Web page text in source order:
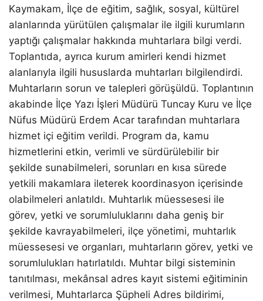
Kaymakam, İlçe de eğitim, sağlık, sosyal, kültürel
alanlarında yürütülen çalışmalar ile ilgili kurumların
yaptığı çalışmalar hakkında muhtarlara bilgi verdi.
Toplantıda, ayrıca kurum amirleri kendi hizmet
alanlarıyla ilgili hususlarda muhtarları bilgilendirdi.
Muhtarların sorun ve talepleri görüşüldü. Toplantının
akabinde İlçe Yazı İşleri Müdürü Tuncay Kuru ve İlçe
Nüfus Müdürü Erdem Acar tarafından muhtarlara
hizmet içi eğitim verildi. Program da, kamu
hizmetlerini etkin, verimli ve sürdürülebilir bir
şekilde sunabilmeleri, sorunları en kısa sürede
yetkili makamlara ileterek koordinasyon içerisinde
olabilmeleri anlatıldı. Muhtarlık müessesesi ile
görev, yetki ve sorumluluklarını daha geniş bir
şekilde kavrayabilmeleri, ilçe yönetimi, muhtarlık
müessesesi ve organları, muhtarların görev, yetki ve
sorumlulukları hatırlatıldı. Muhtar bilgi sisteminin
tanıtılması, mekânsal adres kayıt sistemi eğitiminin
verilmesi, Muhtarlarca Şüpheli Adres bildirimi,